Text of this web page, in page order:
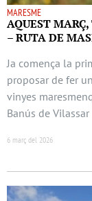
MARESME
AQUEST
– RUTA DE
Ja comença la
proposar de fer
vinyes
Banús de
6 març del 2026